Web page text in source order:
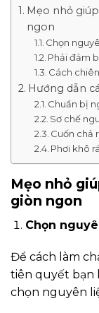
Mẹo nhỏ
ngon
Chọn
Phải đảm
Cách
Hướng dẫn
Chuẩn bị
Sơ chế
Cuốn chả
Phơi khô
Mẹo nhỏ
giòn ngon
Chọn
Để cách làm
tiên quyết bạn
chọn nguyên